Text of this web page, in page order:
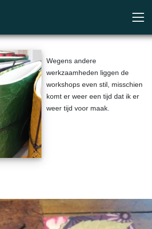
Wegens andere
werkzaamheden liggen de
workshops even stil, misschien
komt er weer een tijd dat ik er
weer tijd voor maak.